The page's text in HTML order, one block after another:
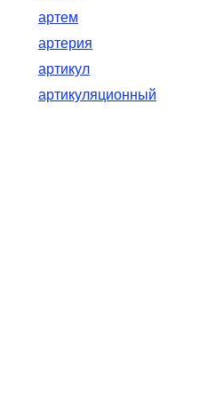
артем
артерия
артикул
артикуляционный